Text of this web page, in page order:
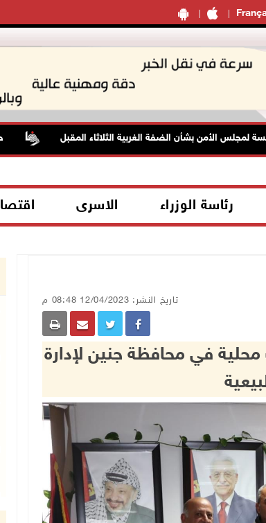
الأمن بشأن الضفة الغربية الثلاثاء المقبل
رئاسة الوزراء الاسرى
تاريخ النشر: 12/04/2023 08:48 م
محلية في محافظة جنين لإدارة